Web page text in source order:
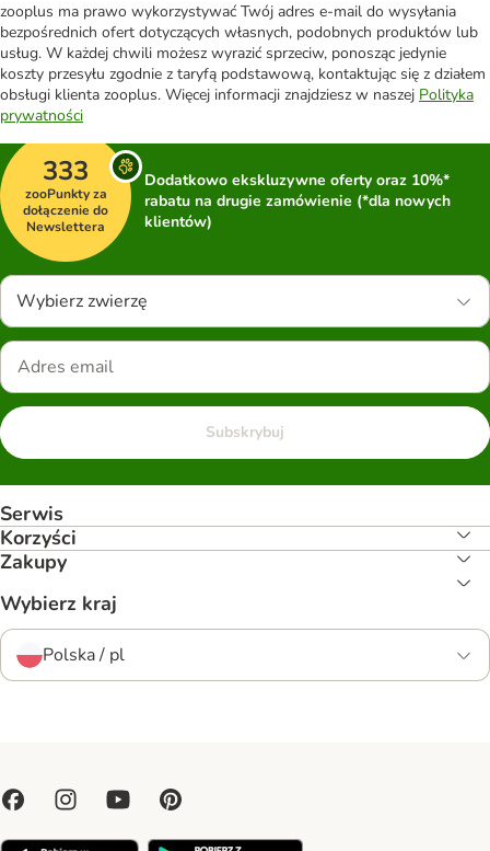
zooplus ma prawo wykorzystywać Twój adres e-mail do wysyłania
bezpośrednich ofert dotyczących własnych, podobnych produktów lub
usług. W każdej chwili możesz wyrazić sprzeciw, ponosząc jedynie
koszty przesyłu zgodnie z taryfą podstawową, kontaktując się z działem
obsługi klienta zooplus. Więcej informacji znajdziesz w naszej Polityka
prywatności
333
zooPunkty za
dołączenie do
Newslettera
Dodatkowo ekskluzywne oferty oraz 10%*
rabatu na drugie zamówienie (*dla nowych
klientów)
Wybierz zwierzę
Subskrybuj
Serwis
Korzyści
Zakupy
Wybierz kraj
Polska / pl